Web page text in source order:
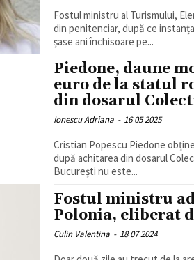
Fostul ministru al Turismului,
din penitenciar, după ce
șase ani închisoare pe...
Piedone, daune
euro de la statul
din dosarul
Ionescu Adriana - 16 05 2025
Cristian Popescu Piedone
după achitarea din dosarul
București nu este...
Fostul ministru
Polonia, eliberat
Culin Valentina - 18 07 2024